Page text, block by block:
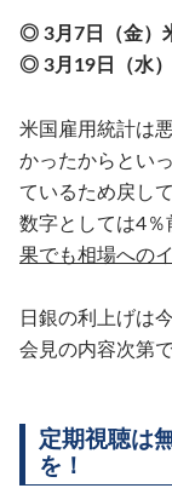
◎ 3月7日（金）
◎ 3月19日（水
米国雇用統計は
かったからとい
ているため戻し
数字としては4％
果でも相場への
日銀の利上げは
会見の内容次第
定期視聴は
を！